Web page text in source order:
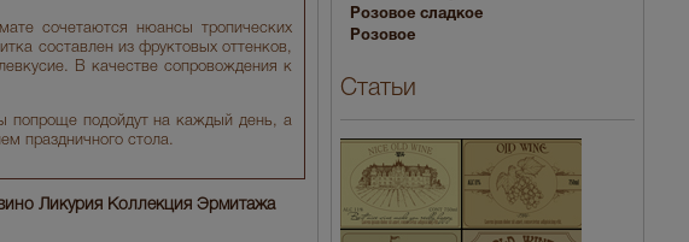
сочетаются нюансы тропических
составлен из фруктовых оттенков,
В качестве сопровождения к
попроще подойдут на каждый день, а
праздничного стола.
Ликурия Коллекция Эрмитажа
Розовое сладкое
Розовое
Статьи